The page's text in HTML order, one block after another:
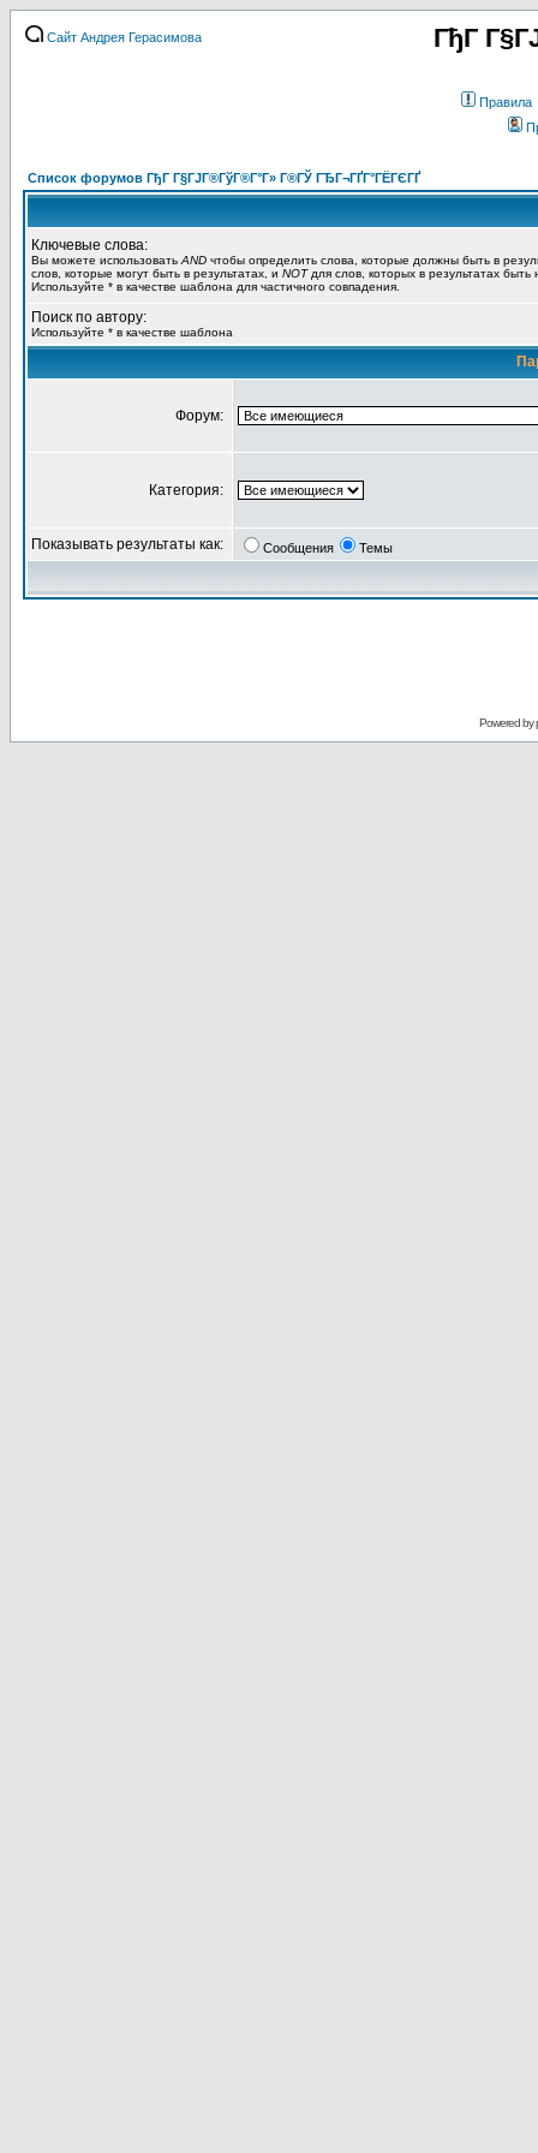
Сайт Андрея Герасимова ГђГ
Правила
Список форумов ГђГ Г§ГЈГ®ГўГ®Г°Г» Г®ГЎ ГЂГ¬ГҐГ°ГЁГЄГҐ
Ключевые слова:
Вы можете использовать AND чтобы определить слова, которые должны быть в
слов, которые могут быть в результатах, и NOTдля слов, которых в результатах
Используйте * в качестве шаблона для частичного совпадения.
Поиск по автору:
Используйте * в качестве шаблона
Форум:
Категория:
Показывать результаты как: Сообщения Темы
Powered by